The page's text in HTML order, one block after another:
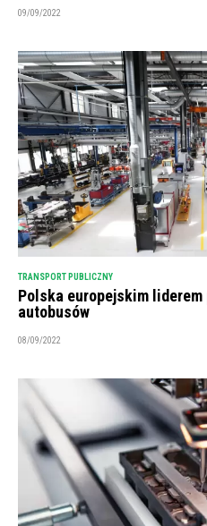
09/09/2022
TRANSPORT PUBLICZNY
Polska europejskim
autobusów
08/09/2022